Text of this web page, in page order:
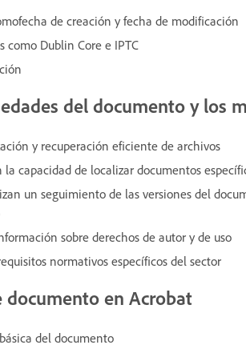
de creación y fecha de modificación
como Dublin Core e IPTC
del documento y los
y recuperación eficiente de archivos
la capacidad de localizar documentos
un seguimiento de las versiones del
sobre derechos de autor y de uso
normativos específicos del sector
documento en Acrobat
del documento